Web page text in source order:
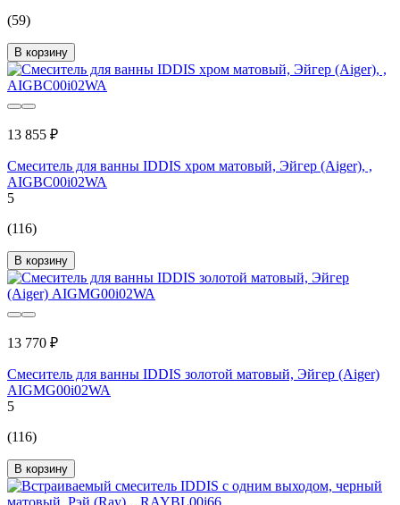
(59)
В корзину
13 855 ₽
Cмеситель для ванны IDDIS хром матовый, Эйгер (Aiger), ,
AIGBC00i02WA
5
(116)
В корзину
13 770 ₽
Смеситель для ванны IDDIS золотой матовый, Эйгер (Aiger)
AIGMG00i02WA
5
(116)
В корзину